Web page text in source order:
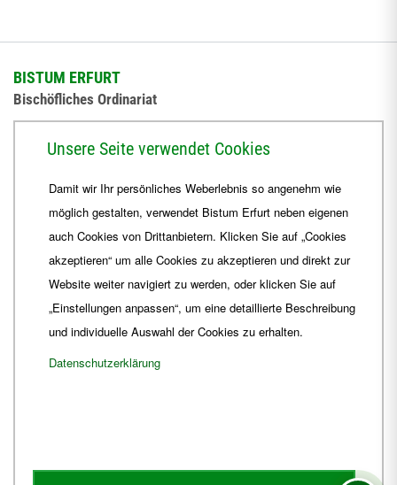
BISTUM ERFURT
Bischöfliches Ordinariat
+49 361 6572-444
ordinariat Bistum-Erfurt.de
Unsere Seite verwendet Cookies
Damit wir Ihr persönliches Weberlebnis so angenehm wie
möglich gestalten, verwendet Bistum Erfurt neben eigenen
auch Cookies von Drittanbietern. Klicken Sie auf „Cookies
akzeptieren“ um alle Cookies zu akzeptieren und direkt zur
Website weiter navigiert zu werden, oder klicken Sie auf
„Einstellungen anpassen“, um eine detaillierte Beschreibung
und individuelle Auswahl der Cookies zu erhalten.
Datenschutzerklärung